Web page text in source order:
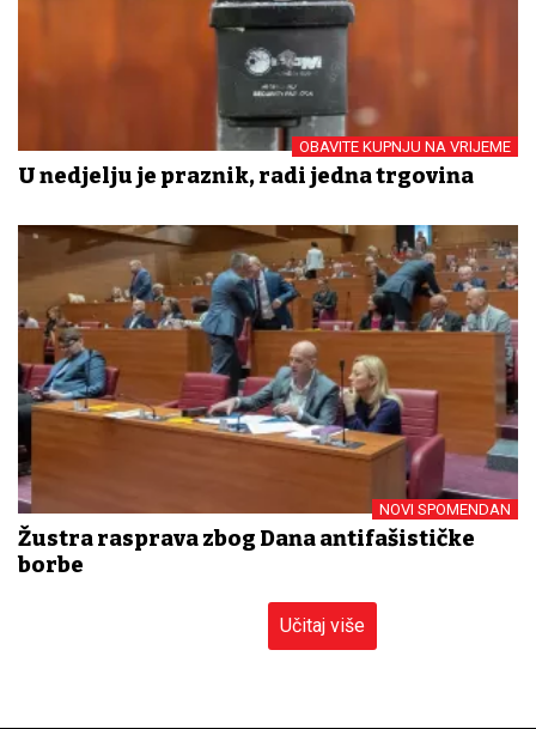
OBAVITE KUPNJU NA VRIJEME
U nedjelju je praznik, radi jedna trgovina
NOVI SPOMENDAN
Žustra rasprava zbog Dana antifašističke
borbe
Učitaj više